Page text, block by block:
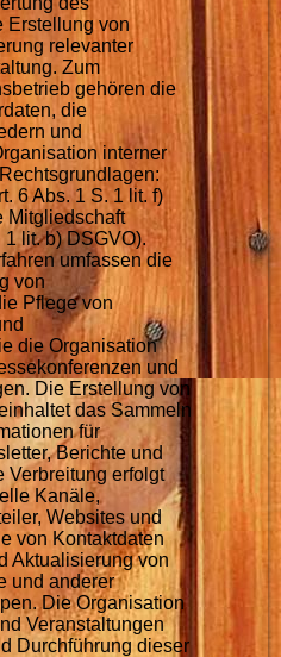
Erstellung von
relevanter
Zum
gehören die
die
und
interner
6 Abs. 1 S. 1 lit. f)
Mitgliedschaft
1 lit. b) DSGVO).
umfassen die
von
Pflege von
die Organisation
und
Die Erstellung von
das Sammeln
für
Berichte und
Verbreitung erfolgt
Kanäle,
Websites und
von Kontaktdaten
Aktualisierung von
und anderer
Die Organisation
Veranstaltungen
Durchführung dieser